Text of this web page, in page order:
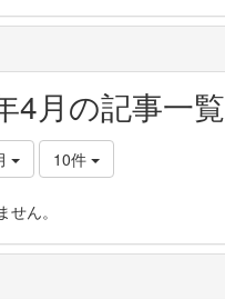
4月の記事一覧
10件
ん。